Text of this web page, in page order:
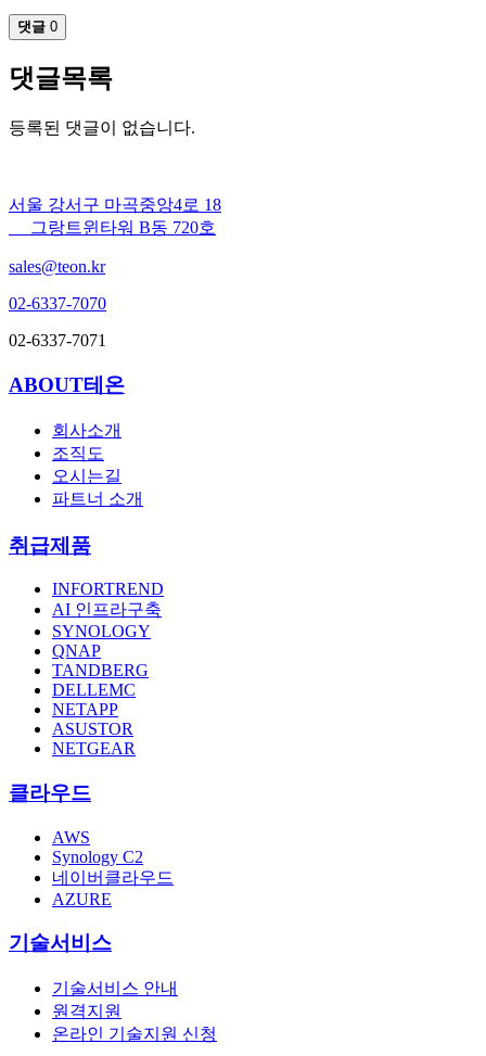
댓글 0
댓글목록
등록된 댓글이 없습니다.
서울 강서구 마곡중앙4로 18
그랑트윈타워 B동 720호
sales@teon.kr
02-6337-7070
02-6337-7071
ABOUT테온
회사소개
조직도
오시는길
파트너 소개
취급제품
INFORTREND
AI 인프라구축
SYNOLOGY
QNAP
TANDBERG
DELLEMC
NETAPP
ASUSTOR
NETGEAR
클라우드
AWS
Synology C2
네이버클라우드
AZURE
기술서비스
기술서비스 안내
원격지원
온라인 기술지원 신청